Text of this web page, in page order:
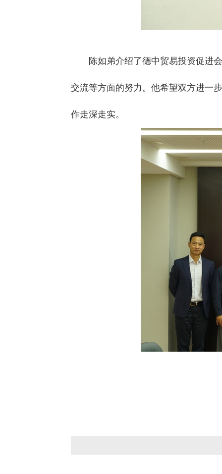
陈如弟介绍了德中贸易投资促进
交流等方面的努力。他希望双方进一
作走深走实。